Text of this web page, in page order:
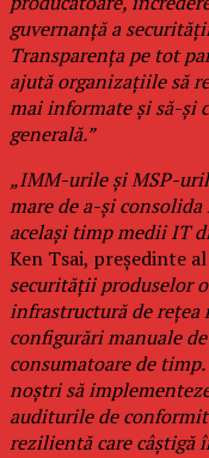
guvernanță a
Transparența pe tot
ajută organizațiile să
mai informate și să-și
generală.”
„IMM-urile și MSP-
mare de a-și
același timp medii IT
Ken Tsai, președinte
securității produselor
infrastructură de rețea
configurări manuale
consumatoare de
noștri să
auditurile de
rezilientă care câștigă